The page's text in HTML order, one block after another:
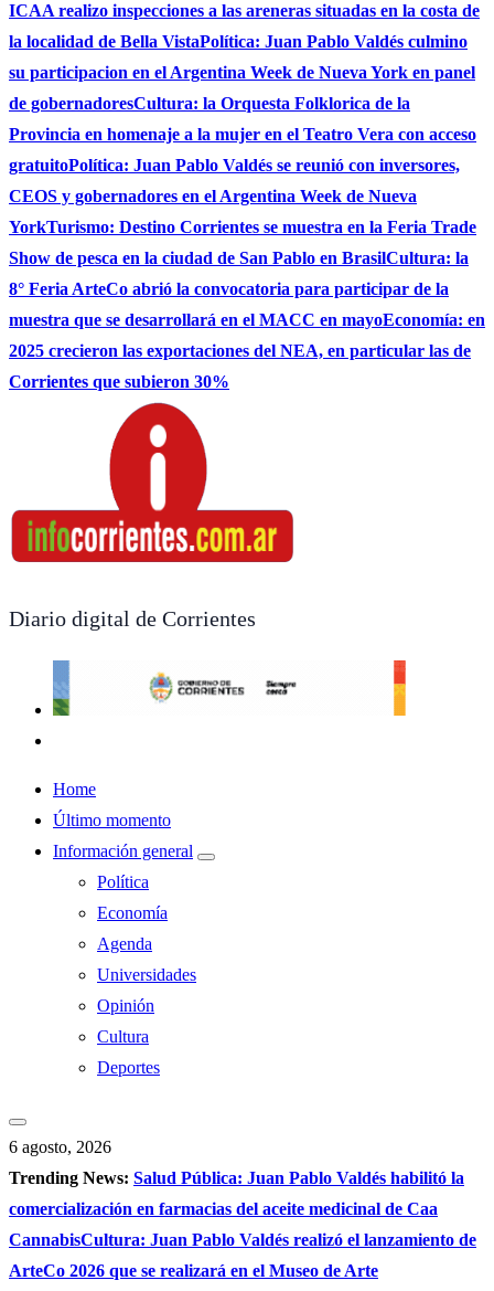
ICAA realizo inspecciones a las areneras situadas en la costa de
la localidad de Bella VistaPolítica: Juan Pablo Valdés culmino
su participacion en el Argentina Week de Nueva York en panel
de gobernadoresCultura: la Orquesta Folklorica de la
Provincia en homenaje a la mujer en el Teatro Vera con acceso
gratuitoPolítica: Juan Pablo Valdés se reunió con inversores,
CEOS y gobernadores en el Argentina Week de Nueva
YorkTurismo: Destino Corrientes se muestra en la Feria Trade
Show de pesca en la ciudad de San Pablo en BrasilCultura: la
8° Feria ArteCo abrió la convocatoria para participar de la
muestra que se desarrollará en el MACC en mayoEconomía: en
2025 crecieron las exportaciones del NEA, en particular las de
Corrientes que subieron 30%
Diario digital de Corrientes
Home
Último momento
Información general
Política
Economía
Agenda
Universidades
Opinión
Cultura
Deportes
6 agosto, 2026
Trending News: Salud Pública: Juan Pablo Valdés habilitó la
comercialización en farmacias del aceite medicinal de Caa
CannabisCultura: Juan Pablo Valdés realizó el lanzamiento de
ArteCo 2026 que se realizará en el Museo de Arte